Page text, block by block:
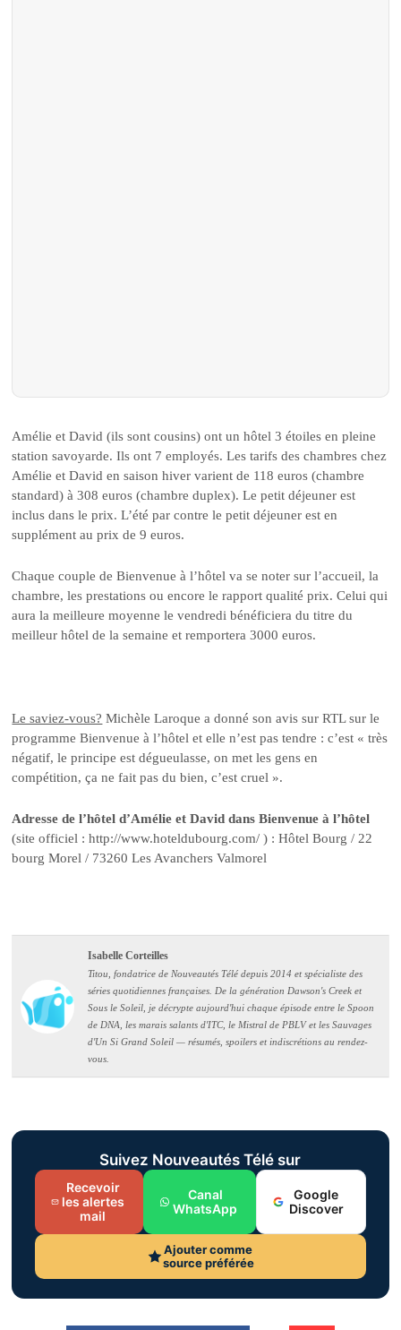
Amélie et David (ils sont cousins) ont un hôtel 3 étoiles en pleine
station savoyarde. Ils ont 7 employés. Les tarifs des chambres chez
Amélie et David en saison hiver varient de 118 euros (chambre
standard) à 308 euros (chambre duplex). Le petit déjeuner est
inclus dans le prix. L’été par contre le petit déjeuner est en
supplément au prix de 9 euros.
Chaque couple de Bienvenue à l’hôtel va se noter sur l’accueil, la
chambre, les prestations ou encore le rapport qualité prix. Celui qui
aura la meilleure moyenne le vendredi bénéficiera du titre du
meilleur hôtel de la semaine et remportera 3000 euros.
Le saviez-vous? Michèle Laroque a donné son avis sur RTL sur le
programme Bienvenue à l’hôtel et elle n’est pas tendre : c’est « très
négatif, le principe est dégueulasse, on met les gens en
compétition, ça ne fait pas du bien, c’est cruel ».
Adresse de l’hôtel d’Amélie et David dans Bienvenue à l’hôtel
(site officiel : http://www.hoteldubourg.com/ ) : Hôtel Bourg / 22
bourg Morel / 73260 Les Avanchers Valmorel
Isabelle Corteilles
Titou, fondatrice de Nouveautés Télé depuis 2014 et spécialiste des
séries quotidiennes françaises. De la génération Dawson's Creek et
Sous le Soleil, je décrypte aujourd'hui chaque épisode entre le Spoon
de DNA, les marais salants d'ITC, le Mistral de PBLV et les Sauvages
d'Un Si Grand Soleil — résumés, spoilers et indiscrétions au rendez-
vous.
Suivez Nouveautés Télé sur
Recevoir
les alertes
mail
Canal
WhatsApp
Google
Discover
Ajouter comme
source préférée